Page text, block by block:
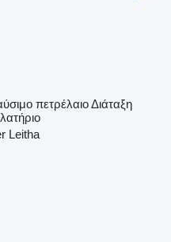
πετρέλαιοΔιάταξη
Leitha